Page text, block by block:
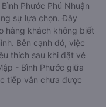
Phước Phú Nhuận
sự lựa chọn. Đây
hàng khách không biết
Bên cạnh đó, việc
thích sau khi đặt vé
- Bình Phước giữa
tiếp vẫn chưa được